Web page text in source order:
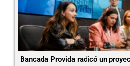
Bancada Provida radicó un